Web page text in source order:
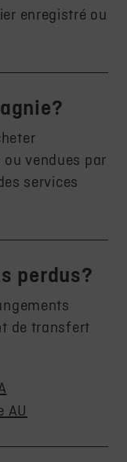
enregistré ou
vendues par
services
perdus?
de transfert
AU